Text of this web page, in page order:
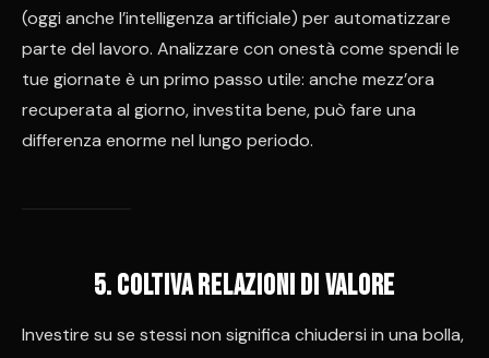
(oggi anche l’intelligenza artificiale) per automatizzare
parte del lavoro. Analizzare con onestà come spendi le
tue giornate è un primo passo utile: anche mezz’ora
recuperata al giorno, investita bene, può fare una
differenza enorme nel lungo periodo.
5. Coltiva relazioni di valore
Investire su se stessi non significa chiudersi in una bolla,